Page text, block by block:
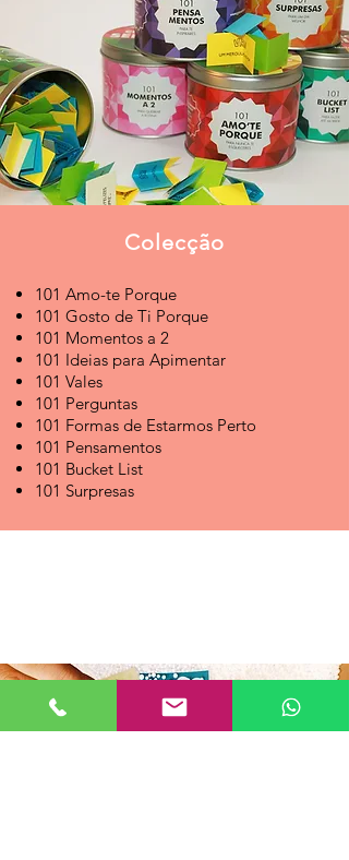
Colecção
101 Amo-te Porque
101 Gosto de Ti Porque
101 Momentos a 2
101 Ideias para Apimentar
101 Vales
101 Perguntas
101 Formas de Estarmos Perto
101 Pensamentos
101 Bucket List
101 Surpresas